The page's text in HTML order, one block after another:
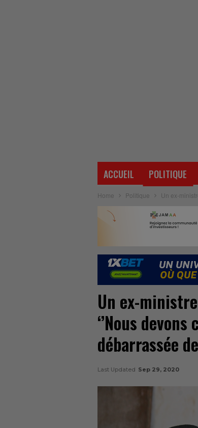
ACCUEIL POLITIQUE
Home Politique Un ex-
Un ex-
‘’Nous
débarrassée
Last Updated Sep 29, 2020